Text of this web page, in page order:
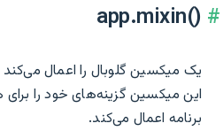
app.mixin()‎
یک میکسین گلوبال را اعمال
این میکسین گزینه‌های خود را برای
برنامه اعمال می‌کند.